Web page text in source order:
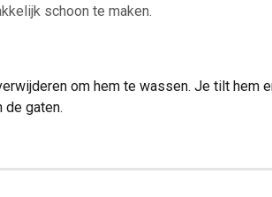
schoon te maken.
om hem te wassen. Je tilt hem
de gaten.